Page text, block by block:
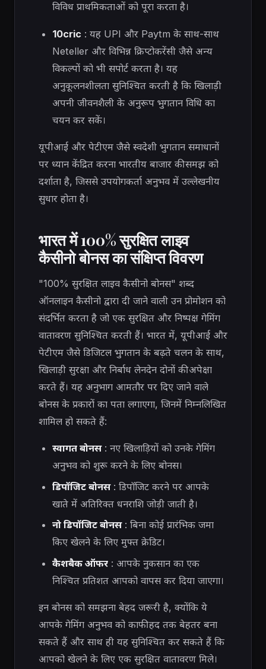
विविध प्राथमिकताओं को पूरा करता है।
10cric: यह UPI और Paytm के साथ-साथ
Neteller और विभिन्न क्रिप्टोकरेंसी जैसे अन्य
विकल्पों को भी सपोर्ट करता है। यह
अनुकूलनशीलता सुनिश्चित करती है कि खिलाड़ी
अपनी जीवनशैली के अनुरूप भुगतान विधि का
चयन कर सकें।
यूपीआई और पेटीएम जैसे स्वदेशी भुगतान समाधानों
पर ध्यान केंद्रित करना भारतीय बाजार की समझ को
दर्शाता है, जिससे उपयोगकर्ता अनुभव में उल्लेखनीय
सुधार होता है।
भारत में 100% सुरक्षित लाइव
कैसीनो बोनस का संक्षिप्त विवरण
"100% सुरक्षित लाइव कैसीनो बोनस" शब्द
ऑनलाइन कैसीनो द्वारा दी जाने वाली उन प्रोमोशन को
संदर्भित करता है जो एक सुरक्षित और निष्पक्ष गेमिंग
वातावरण सुनिश्चित करती हैं। भारत में, यूपीआई और
पेटीएम जैसे डिजिटल भुगतान के बढ़ते चलन के साथ,
खिलाड़ी सुरक्षा और निर्बाध लेनदेन दोनों की अपेक्षा
करते हैं। यह अनुभाग आमतौर पर दिए जाने वाले
बोनस के प्रकारों का पता लगाएगा, जिनमें निम्नलिखित
शामिल हो सकते हैं:
स्वागत बोनस: नए खिलाड़ियों को उनके गेमिंग
अनुभव को शुरू करने के लिए बोनस।
डिपॉजिट बोनस: डिपॉजिट करने पर आपके
खाते में अतिरिक्त धनराशि जोड़ी जाती है।
नो डिपॉजिट बोनस: बिना कोई प्रारंभिक जमा
किए खेलने के लिए मुफ्त क्रेडिट।
कैशबैक ऑफर: आपके नुकसान का एक
निश्चित प्रतिशत आपको वापस कर दिया जाएगा।
इन बोनस को समझना बेहद जरूरी है, क्योंकि ये
आपके गेमिंग अनुभव को काफी हद तक बेहतर बना
सकते हैं और साथ ही यह सुनिश्चित कर सकते हैं कि
आपको खेलने के लिए एक सुरक्षित वातावरण मिले।